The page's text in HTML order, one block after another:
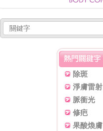
除斑
淨膚雷射
脈衝光
修疤
果酸煥膚